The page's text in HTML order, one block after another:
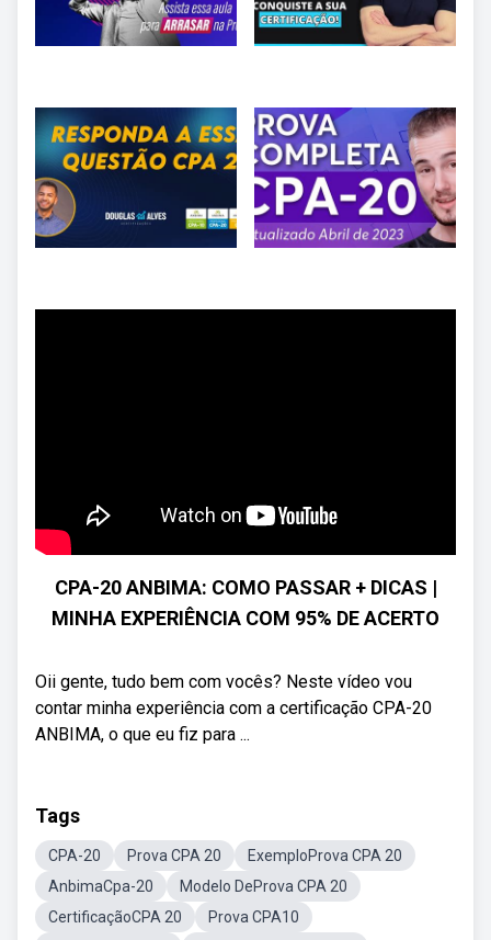
CPA-20 ANBIMA: COMO PASSAR + DICAS |
MINHA EXPERIÊNCIA COM 95% DE ACERTO
Oii gente, tudo bem com vocês? Neste vídeo vou
contar minha experiência com a certificação CPA-20
ANBIMA, o que eu fiz para ...
Tags
CPA-20 Prova CPA 20
ExemploProva CPA 20
AnbimaCpa-20
Modelo DeProva CPA 20
CertificaçãoCPA 20
Prova CPA10